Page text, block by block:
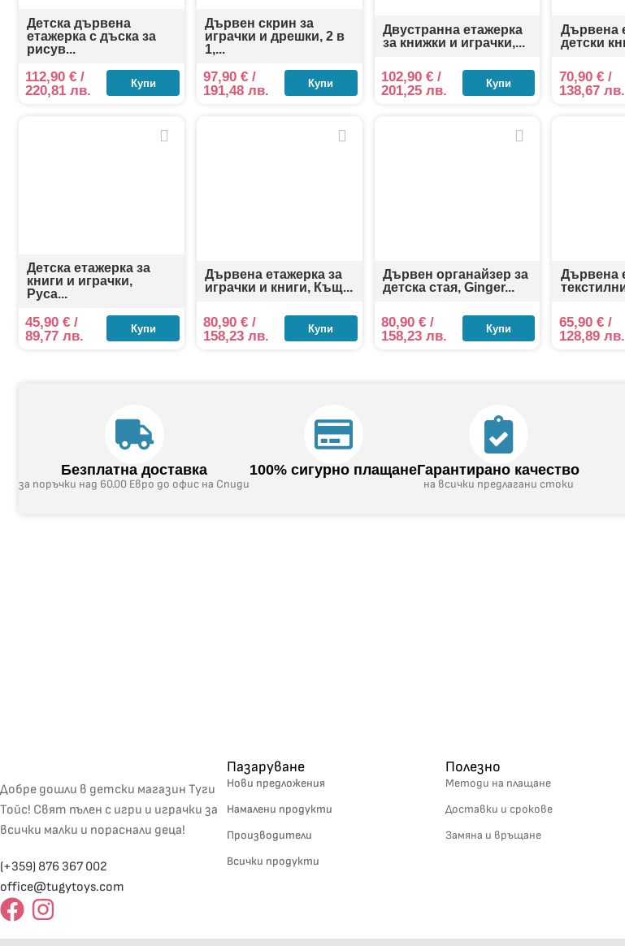
Детска дървена
етажерка с дъска за
рисув...
112,90€ /
220,81 лв.
Купи
Дървен скрин за
играчки и дрешки, 2 в
1,...
97,90€ /
191,48 лв.
Купи
Двустранна етажерка
за книжки и играчки,...
102,90 €/
201,25 лв.
Купи
Дървена
детски
70,90 €/
138,67 лв.
Детска етажерка за
книги и играчки,
Руса...
45,90€ /
89,77 лв.
Купи
Дървена етажерка за
играчки и книги, Къщ...
80,90€ /
158,23 лв.
Купи
Дървен органайзер за
детска стая, Ginger...
80,90 €/
158,23 лв.
Купи
Дървена
65,90 €/
128,89 лв.
Безплатна доставка
за поръчки над 60.00 Евро до офис на Спиди
100% сигурно плащанеГарантирано качество
на всички предлагани стоки
Добре дошли в детски магазин Туги
Тойс! Свят пълен с игри и играчки за
всички малки и пораснали деца!
(+359) 876 367 002
office@tugytoys.com
Пазаруване
Нови предложения
Намалени продукти
Производители
Всички продукти
Полезно
Методи на плащане
Доставки и срокове
Замяна и връщане